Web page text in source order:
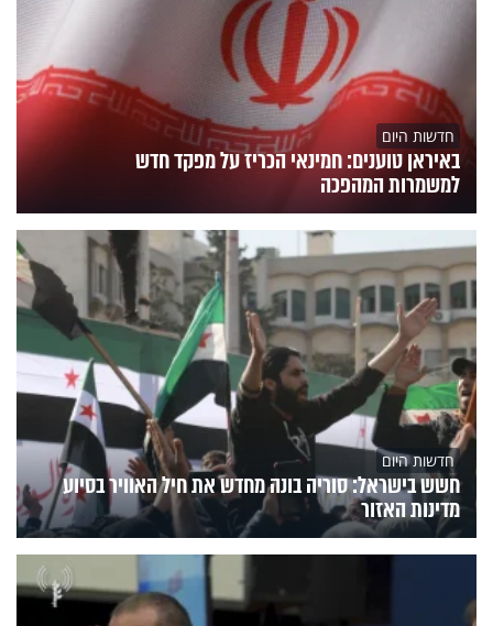
חדשות היום
באיראן טוענים: חמינאי הכריז על מפקד חדש
למשמרות המהפכה
חדשות היום
חשש בישראל: סוריה בונה מחדש את חיל האוויר בסיוע
מדינות האזור